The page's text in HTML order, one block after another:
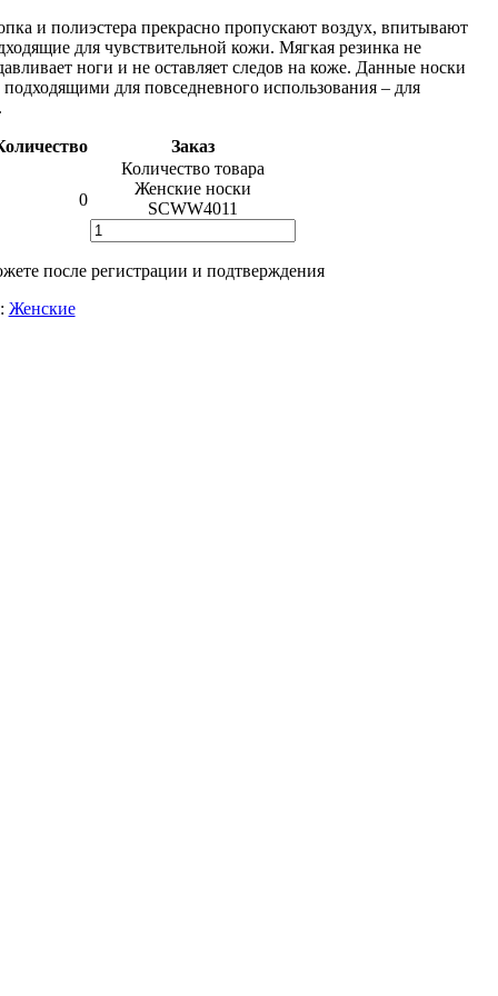
и полиэстера прекрасно пропускают воздух, впитывают
для чувствительной кожи. Мягкая резинка не
ноги и не оставляет следов на коже. Данные носки
для повседневного использования – для
Заказ
0
Количество товара
Женские носки
SCWW4011
после регистрации и подтверждения
Женские